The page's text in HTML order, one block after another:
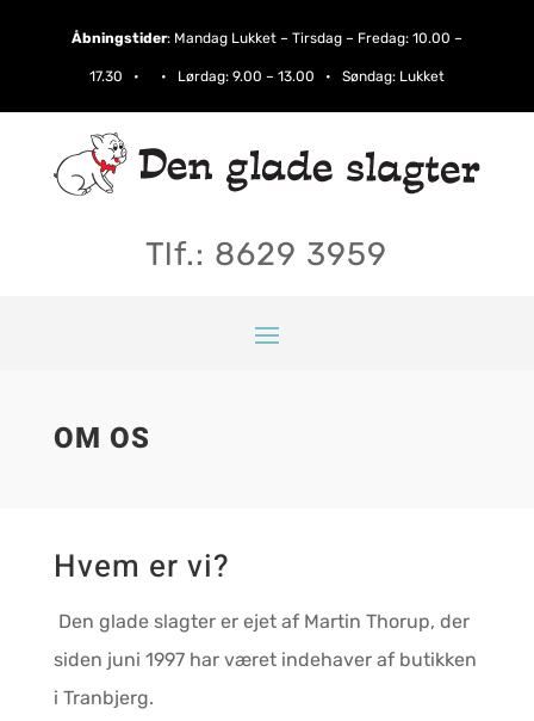
Åbningstider: Mandag Lukket – Tirsdag – Fredag: 10.00 –
17.30 • • Lørdag:​ 9.00 – 13.00 • Søndag: Lukket
Tlf.: 8629 3959
OM OS
Hvem er vi?
Den glade slagter er ejet af Martin Thorup, der
siden juni 1997 har været indehaver af butikken
i Tranbjerg.